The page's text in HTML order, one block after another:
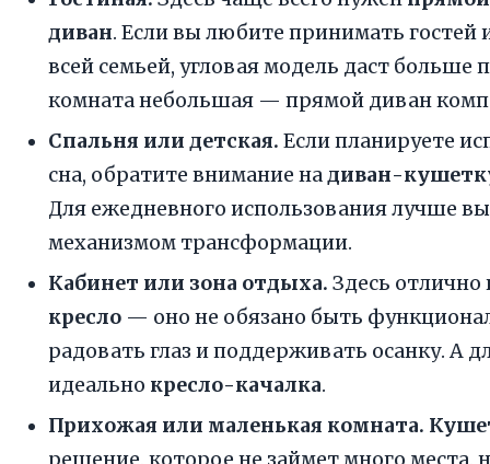
диван. Если вы любите принимать гостей
всей семьей, угловая модель даст больше
комната небольшая — прямой диван
Спальня или детская. Если планируете
сна, обратите внимание надиван-
Для ежедневного использования лучше
механизмом трансформации.
Кабинет или зона отдыха. Здесь
кресло — оно не обязано быть
радовать глаз и поддерживать осанку. А
идеально кресло-качалка.
Прихожая или маленькая комната.